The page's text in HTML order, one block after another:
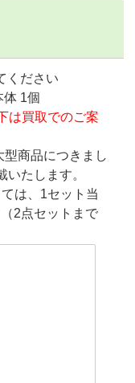
ください
1個
は買取でのご案
商品につきまし
たします。
は、1セット当
2点セットまで